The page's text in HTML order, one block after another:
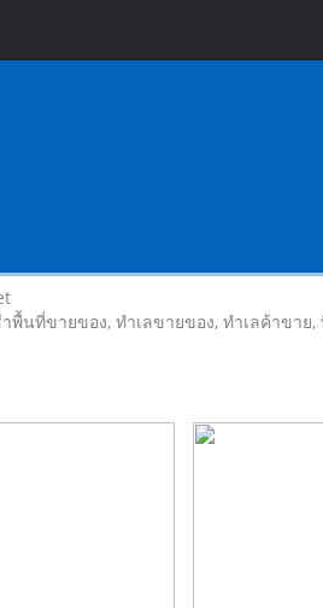
นที่ขายของ, ทําเลขายของ, ทำเลค้าขาย